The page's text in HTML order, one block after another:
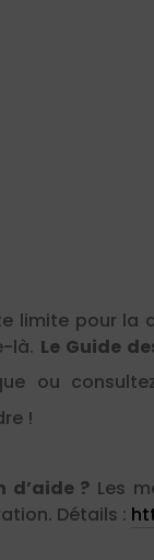
limite pour la
là. Le Guide
ou
!
d’aide ? Les
Détails :